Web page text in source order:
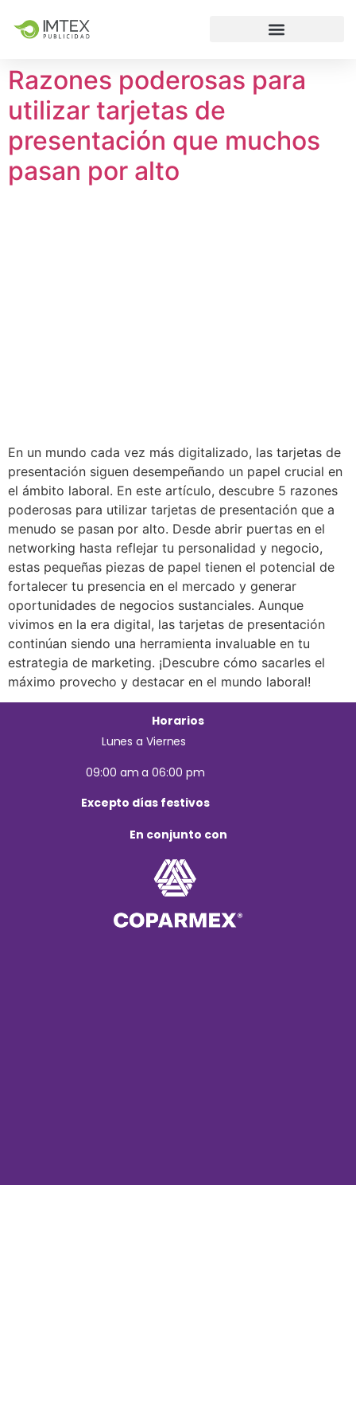
Razones poderosas para
utilizar tarjetas de
presentación que muchos
pasan por alto
En un mundo cada vez más digitalizado, las tarjetas de
presentación siguen desempeñando un papel crucial en
el ámbito laboral. En este artículo, descubre 5 razones
poderosas para utilizar tarjetas de presentación que a
menudo se pasan por alto. Desde abrir puertas en el
networking hasta reflejar tu personalidad y negocio,
estas pequeñas piezas de papel tienen el potencial de
fortalecer tu presencia en el mercado y generar
oportunidades de negocios sustanciales. Aunque
vivimos en la era digital, las tarjetas de presentación
continúan siendo una herramienta invaluable en tu
estrategia de marketing. ¡Descubre cómo sacarles el
máximo provecho y destacar en el mundo laboral!
Horarios
Lunes a Viernes
09:00 am a 06:00 pm
Excepto días festivos
En conjunto con